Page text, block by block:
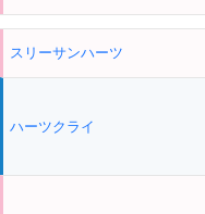
スリーサンハーツ
ハーツクライ